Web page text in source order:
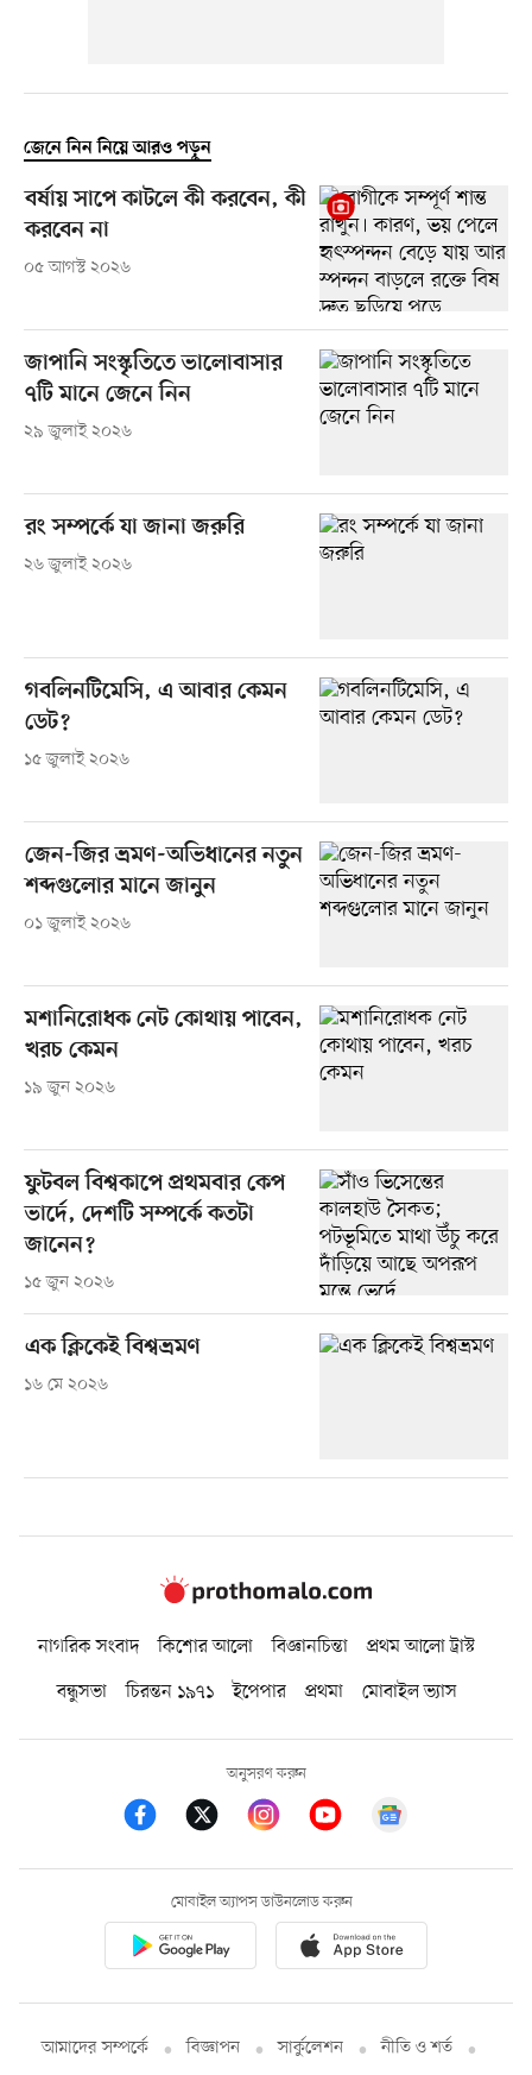
জেনে নিন নিয়ে আরও পড়ুন
বর্ষায় সাপে কাটলে কী করবেন, কী
করবেন না
০৫ আগস্ট ২০২৬
জাপানি সংস্কৃতিতে ভালোবাসার
৭টি মানে জেনে নিন
২৯ জুলাই ২০২৬
রং সম্পর্কে যা জানা জরুরি
২৬ জুলাই ২০২৬
গবলিনটিমেসি, এ আবার কেমন
ডেট?
১৫ জুলাই ২০২৬
জেন-জির ভ্রমণ-অভিধানের নতুন
শব্দগুলোর মানে জানুন
০১ জুলাই ২০২৬
মশানিরোধক নেট কোথায় পাবেন,
খরচ কেমন
১৯ জুন ২০২৬
ফুটবল বিশ্বকাপে প্রথমবার কেপ
ভার্দে, দেশটি সম্পর্কে কতটা
জানেন?
১৫ জুন ২০২৬
এক ক্লিকেই বিশ্বভ্রমণ
১৬ মে ২০২৬
নাগরিক সংবাদ কিশোর আলো বিজ্ঞানচিন্তা
প্রথম আলো ট্রাস্ট
বন্ধুসভা
চিরন্তন ১৯৭১ ইপেপার প্রথমা মোবাইল ভ্যাস
অনুসরণ করুন
মোবাইল অ্যাপস ডাউনলোড করুন
আমাদের সম্পর্কে বিজ্ঞাপন সার্কুলেশন নীতি ও শর্ত